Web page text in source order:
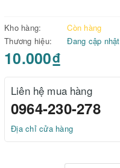
Kho hàng:
Còn hàng
Thương hiệu:
Đang cập nhật
10.000₫
Liên hệ mua hàng
0964-230-278
Địa chỉ cửa hàng